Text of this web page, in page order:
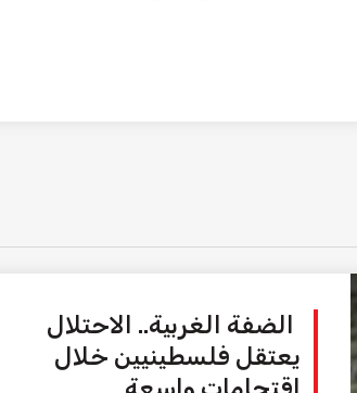
الضفة الغربية.. الاحتلال
يعتقل فلسطينيين خلال